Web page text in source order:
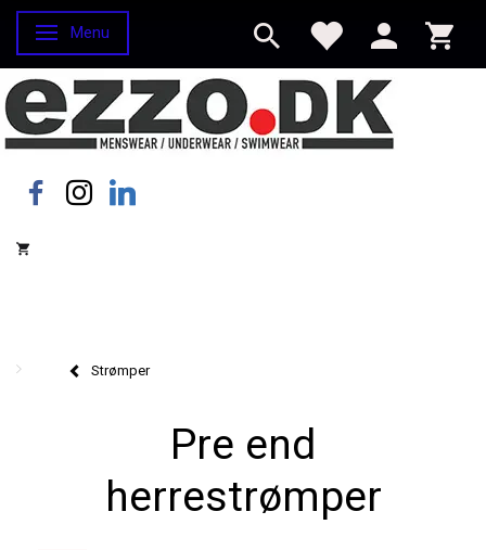
Skifte navigation
Menu
Strømper
Pre end
herrestrømper